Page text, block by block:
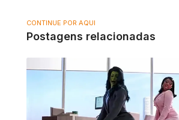
CONTINUE POR AQUI
Postagens relacionadas